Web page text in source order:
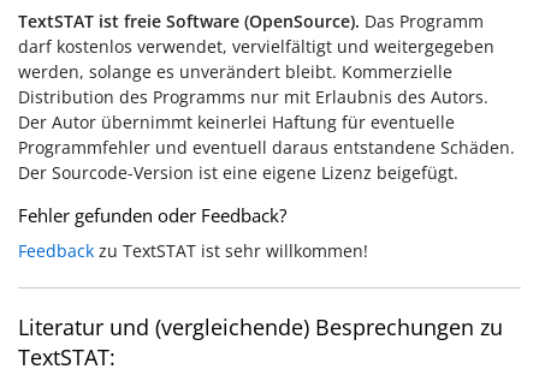
TextSTAT ist freie Software (OpenSource). Das Programm
darf kostenlos verwendet, vervielfältigt und weitergegeben
werden, solange es unverändert bleibt. Kommerzielle
Distribution des Programms nur mit Erlaubnis des Autors.
Der Autor übernimmt keinerlei Haftung für eventuelle
Programmfehler und eventuell daraus entstandene Schäden.
Der Sourcode-Version ist eine eigene Lizenz beigefügt.
Fehler gefunden oder Feedback?
Feedback zu TextSTAT ist sehr willkommen!
Literatur und (vergleichende) Besprechungen zu
TextSTAT: